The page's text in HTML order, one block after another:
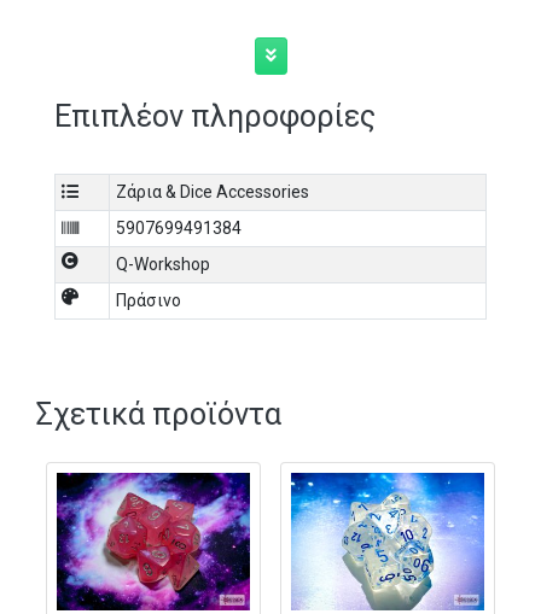
Επιπλέον πληροφορίες
Ζάρια & Dice Accessories
5907699491384
Q-Workshop
Πράσινο
Σχετικά προϊόντα